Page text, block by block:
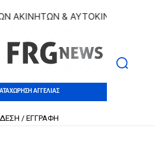
& ΑΥΤΟΚΙΝΗΤΩΝ |
ΑΓΓΕΛΙΑΣ
/ ΕΓΓΡΑΦΗ